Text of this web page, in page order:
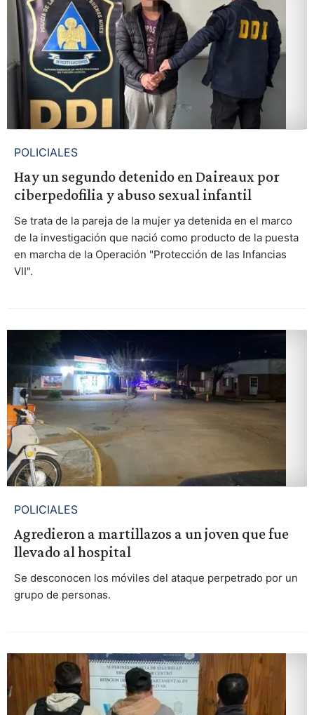
POLICIALES
Hay un segundo detenido en Daireaux por
ciberpedofilia y abuso sexual infantil
Se trata de la pareja de la mujer ya detenida en el marco
de la investigación que nació como producto de la puesta
en marcha de la Operación "Protección de las Infancias
VII".
POLICIALES
Agredieron a martillazos a un joven que fue
llevado al hospital
Se desconocen los móviles del ataque perpetrado por un
grupo de personas.